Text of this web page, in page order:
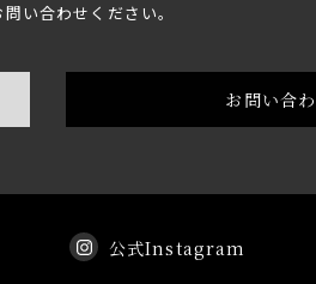
い合わせください。
お問い合
公式Instagram